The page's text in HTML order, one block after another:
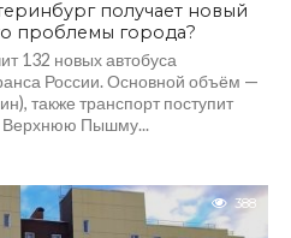
получает новый
проблемы города?
132 новых автобуса
России. Основной объём —
также транспорт поступит
Верхнюю Пышму...
388